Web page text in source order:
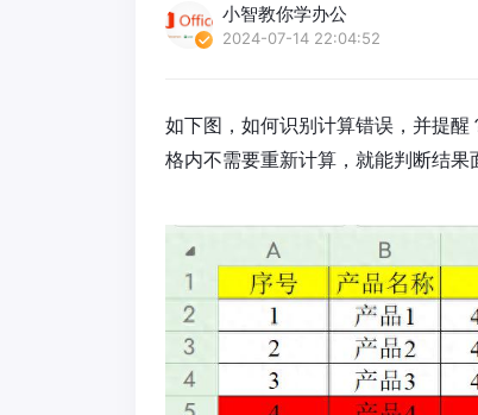
小智教你学办公
2024-07-14 22:04:52
如下图，如何识别计算错误，并提
格内不需要重新计算，就能判断结果